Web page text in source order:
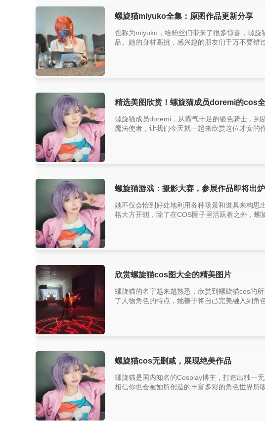
螺旋猫miyuko全集：原图作品更新分享
也称为miyuko，给粉丝们带来了很多惊喜，螺
品。她的身材高挑，感兴趣的朋友们千万不要
精选美图欣赏！螺旋猫成员doremi的cos
螺旋猫成员doremi，从霸气十足的银色骑士，
魔法使者，让我们今天就一起来欣赏这位才女
螺旋猫游戏：摄影大赛，参展作品即将出
她不仅会恰到好处地利用各种场景和道具来构思
格大方开朗，除了在COS圈子里活跃着之外，
欣赏螺旋猫cos图大全的精美图片
螺旋猫的名字越来越熟悉，欣赏到螺旋猫cos的
了人物角色的特点，她善于将自己完美融入到
螺旋猫cos无删减，展现绝美作品
螺旋猫是国内知名的Cosplay博主，打造出独一
相信你也会被她所创造的丰富多彩的角色世界